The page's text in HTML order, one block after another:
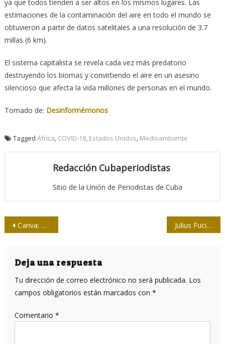
ya que todos tienden a ser altos en los mismos lugares. Las
estimaciones de la contaminación del aire en todo el mundo se
obtuvieron a partir de datos satelitales a una resolución de 3.7
millas (6 km).
El sistema capitalista se revela cada vez más predatorio
destruyendo los biomas y convirtiendo el aire en un asesino
silencioso que afecta la vida millones de personas en el mundo.
Tomado de: Desinformémonos
Tagged África COVID-19, Estados Unidos Medioambiente
Redacción Cubaperiodistas
Sitio de la Unión de Periodistas de Cuba
Navegación
entradas
Canva: una herramienta útil para la comunicación Julius Fucik y el alerta de hoy
Deja una respuesta
Tu dirección de correo electrónico no será publicada. Los
campos obligatorios están marcados con *
Comentario *